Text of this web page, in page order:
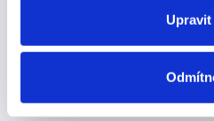
Upravit
security people giving loud
obsahuje frázi "her turn",
běžná. Pojďme se na ni